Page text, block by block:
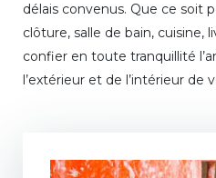
délais convenus. Que ce soit
clôture, salle de bain, cuisine,
confier en toute tranquillité
l’extérieur et de l’intérieur de